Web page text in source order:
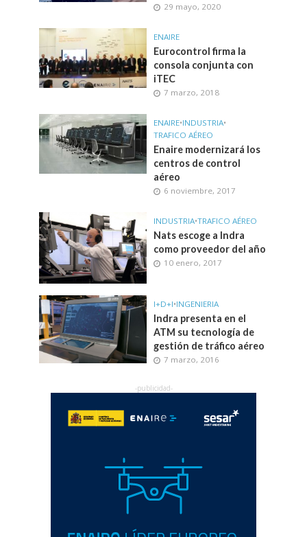
29 mayo, 2020
ENAIRE
Eurocontrol firma la
consola conjunta con
iTEC
7 marzo, 2018
ENAIRE•INDUSTRIA•
TRAFICO AÉREO
Enaire modernizará los
centros de control
aéreo
6 noviembre, 2017
INDUSTRIA•TRAFICO AÉREO
Nats escoge a Indra
como proveedor del año
10 enero, 2017
I+D+I•INGENIERIA
Indra presenta en el
ATM su tecnología de
gestión de tráfico aéreo
7 marzo, 2016